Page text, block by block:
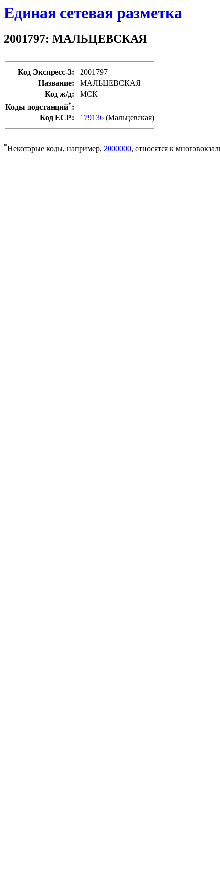
Единая сетевая разметка
2001797: МАЛЬЦЕВСКАЯ
Код Экспресс-3:
2001797
Название:
МАЛЬЦЕВСКАЯ
Код ж/д:
МСК
Коды подстанций*:
Код ЕСР:
179136 (Мальцевская)
*Некоторые коды, например, 2000000, относятся к